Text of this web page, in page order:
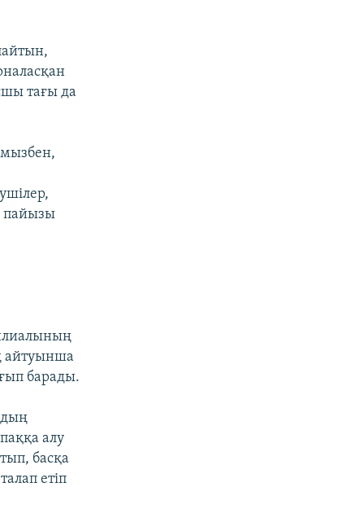
тағы да
пайызы
айтуынша
барады.
алу
басқа
етіп